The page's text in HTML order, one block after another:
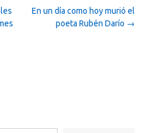
En un día como hoy murió el
poeta Rubén Darío →